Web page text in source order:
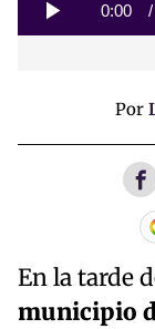
Play Current
0:00 /
Por
En la tarde
municipio